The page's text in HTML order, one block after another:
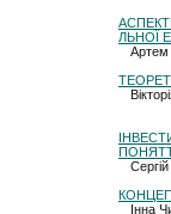
ЛЬНОЇ
Артем
Інна